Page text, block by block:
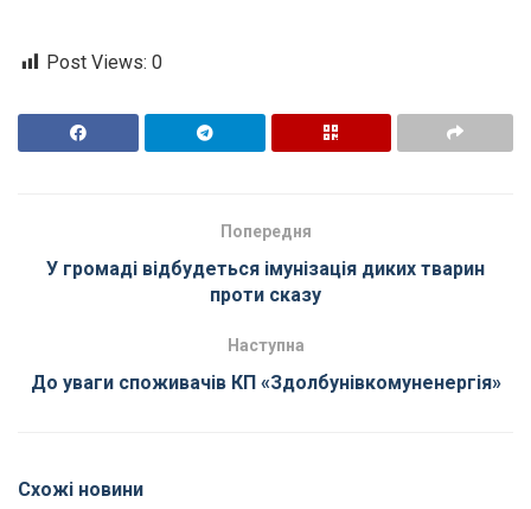
Post Views: 0
Попередня
У громаді відбудеться імунізація диких тварин
проти сказу
Наступна
До уваги споживачів КП «Здолбунівкомуненергія»
Схожі новини